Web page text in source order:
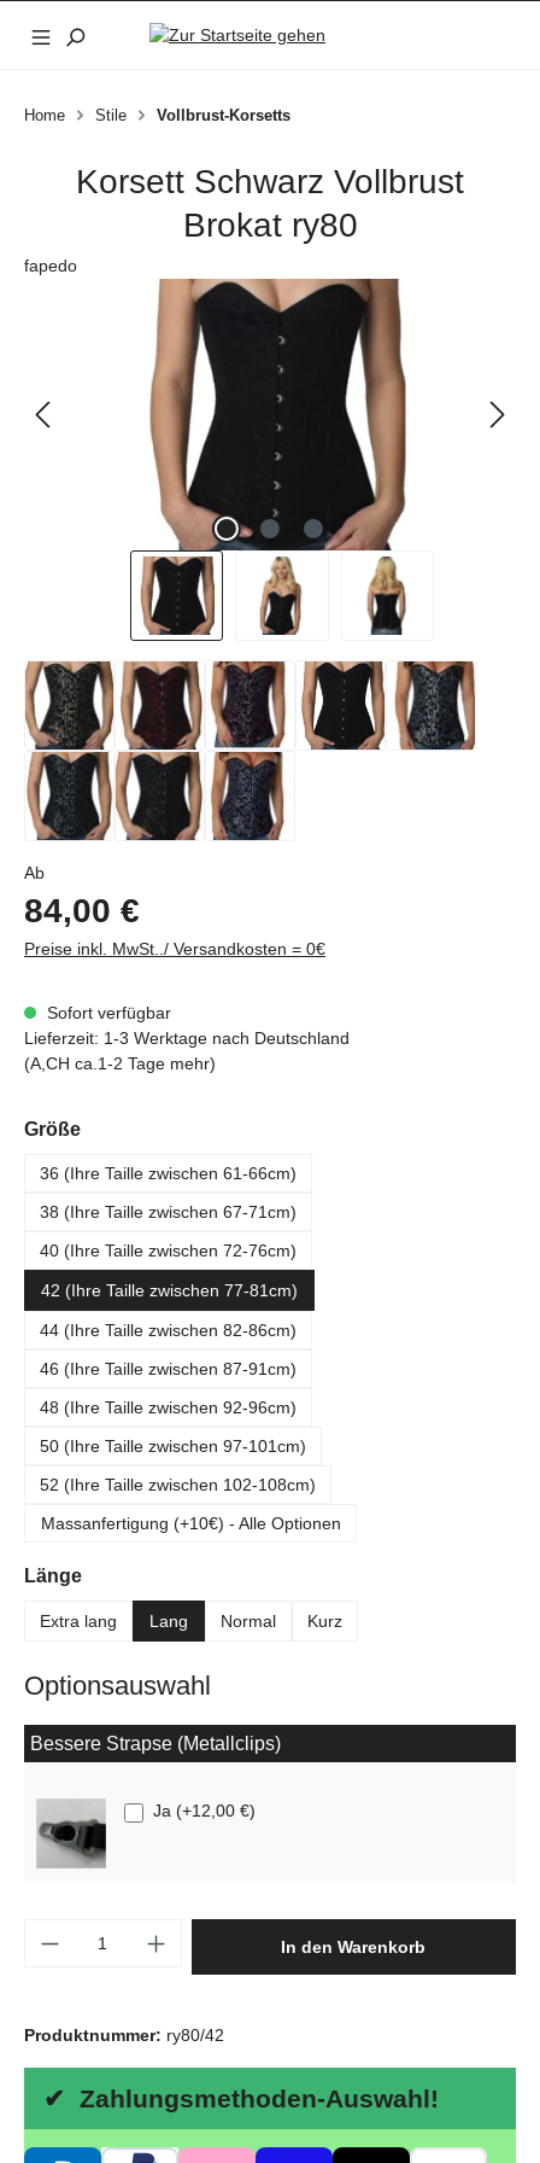
Zum Hauptinhalt springen
Home Stile Vollbrust-Korsetts
Korsett Schwarz Vollbrust
Brokat ry80
fapedo
Bildergalerie überspringen
AbRegulärer Preis:
84,00 €
Preise inkl. MwSt../ Versandkosten = 0€
Sofort verfügbar
Lieferzeit: 1-3 Werktage nach Deutschland
(A,CH ca.1-2 Tage mehr)
Größeauswählen
36 (Ihre Taille zwischen 61-66cm)
38 (Ihre Taille zwischen 67-71cm)
40 (Ihre Taille zwischen 72-76cm)
42 (Ihre Taille zwischen 77-81cm)
44 (Ihre Taille zwischen 82-86cm)
46 (Ihre Taille zwischen 87-91cm)
48 (Ihre Taille zwischen 92-96cm)
50 (Ihre Taille zwischen 97-101cm)
52 (Ihre Taille zwischen 102-108cm)
Massanfertigung (+10€) - Alle Optionen
Längeauswählen
Extra lang Lang Normal Kurz
Optionsauswahl
Bessere Strapse (Metallclips)
Ja (+12,00 €)
Produkt Anzahl: Gib den gewünschten
In den Warenkorb
Produktnummer: ry80/42
✔ Zahlungsmethoden-Auswahl!